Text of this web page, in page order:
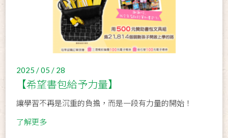
2025 / 05 / 28
【希望書包給予力量】
讓學習不再是沉重的負擔，而是一段有力量的開始！
了解更多